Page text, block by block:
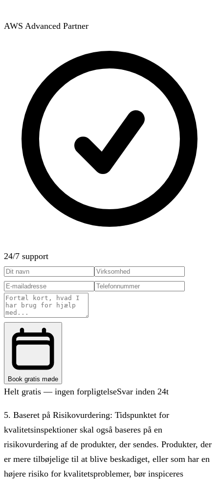
AWS Advanced Partner
24/7 support
Book gratis møde
Helt gratis — ingen forpligtelseSvar inden 24t
5. Baseret på Risikovurdering: Tidspunktet for
kvalitetsinspektioner skal også baseres på en
risikovurdering af de produkter, der sendes. Produkter, der
er mere tilbøjelige til at blive beskadiget, eller som har en
højere risiko for kvalitetsproblemer, bør inspiceres